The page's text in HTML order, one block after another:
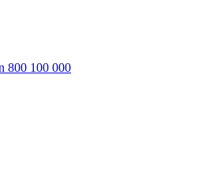
800 100 000